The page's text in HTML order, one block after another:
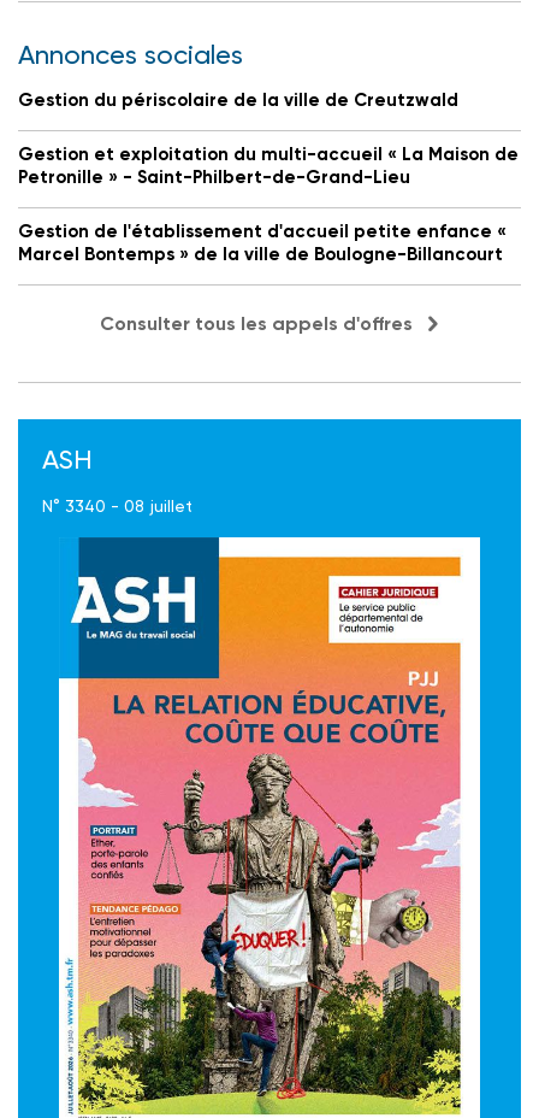
Annonces sociales
Gestion du périscolaire de la ville de Creutzwald
Gestion et exploitation du multi-accueil « La Maison de
Petronille » - Saint-Philbert-de-Grand-Lieu
Gestion de l'établissement d'accueil petite enfance «
Marcel Bontemps » de la ville de Boulogne-Billancourt
Consulter tous les appels d'offres
ASH
N° 3340 - 08 juillet